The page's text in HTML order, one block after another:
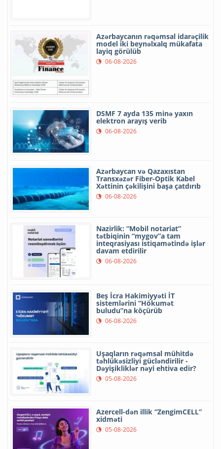
Azərbaycanın rəqəmsal idarəçilik
model iki beynəlxalq mükafata
layiq görülüb
06-08-2026
DSMF 7 ayda 135 minə yaxın
elektron arayış verib
06-08-2026
Azərbaycan və Qazaxıstan
Transxəzər Fiber-Optik Kabel
Xəttinin çəkilişini başa çatdırıb
06-08-2026
Nazirlik: “Mobil notariat”
tətbiqinin “mygov”a tam
inteqrasiyası istiqamətində işlər
davam etdirilir
06-08-2026
Beş İcra Hakimiyyəti İT
sistemlərini “Hökumət
buludu”na köçürüb
06-08-2026
Uşaqların rəqəmsal mühitdə
təhlükəsizliyi gücləndirilir -
Dəyişikliklər nəyi ehtiva edir?
05-08-2026
Azercell-dən illik “ZengimCELL”
xidməti
05-08-2026